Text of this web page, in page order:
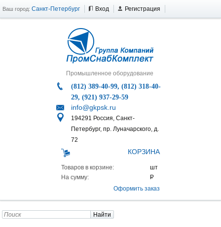
Ваш город: Санкт-Петербург Вход Регистрация
Промышленное оборудование
(812) 389-40-99, (812) 318-40-
29, (921) 937-29-59
info@gkpsk.ru
194291 Россия, Санкт-
Петербург, пр. Луначарского, д.
72
КОРЗИНА
Товаров в корзине:
На сумму:
Оформить заказ
Найти